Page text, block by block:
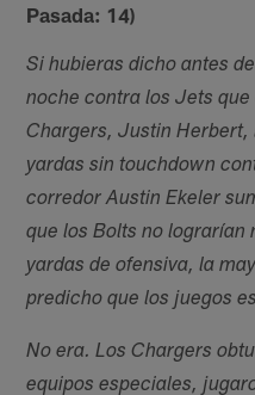
Pasada: 14)
Si hubieras dicho antes
noche contra los Jets
Chargers, Justin Herbert,
yardas sin touchdown
corredor Austin Ekeler
que los Bolts no
yardas de ofensiva, la
predicho que los juegos
No era. Los Chargers
equipos especiales,